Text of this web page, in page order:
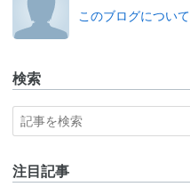
このブログについて
検索
注目記事